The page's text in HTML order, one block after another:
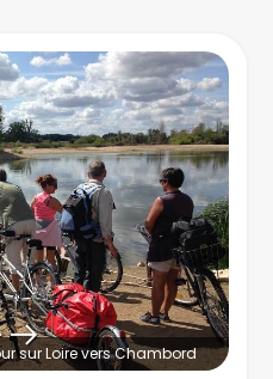
sur Loire vers Chambord